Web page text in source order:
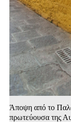
Άποψη από το
πρωτεύουσα της